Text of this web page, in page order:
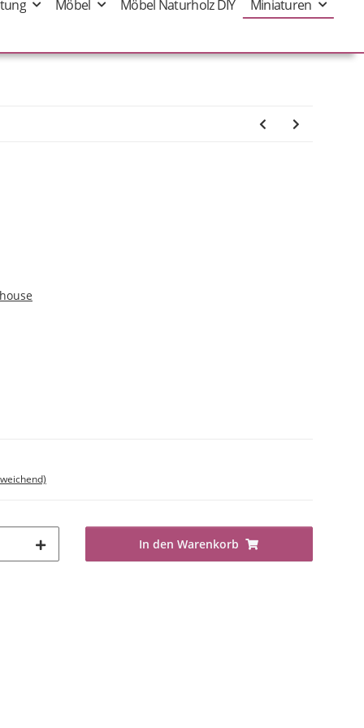
Möbel Möbel Naturholz DIY Miniaturen
In den Warenkorb